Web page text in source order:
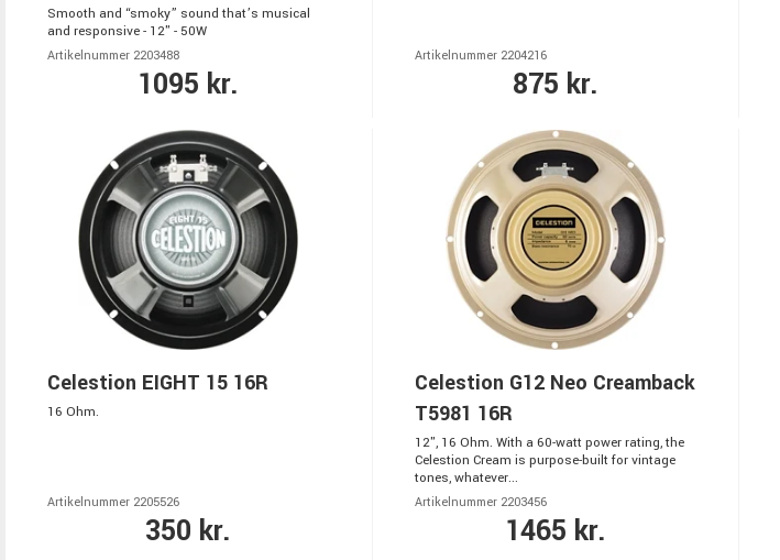
Smooth and “smoky” sound that’s musical
and responsive - 12" - 50W
Artikelnummer 2203488
1095 kr.
Artikelnummer 2204216
875 kr.
Celestion EIGHT 15 16R
16 Ohm.
Artikelnummer 2205526
350 kr.
Celestion G12 Neo Creamback
T5981 16R
12", 16 Ohm. With a 60-watt power rating, the
Celestion Cream is purpose-built for vintage
tones, whatever...
Artikelnummer 2203456
1465 kr.